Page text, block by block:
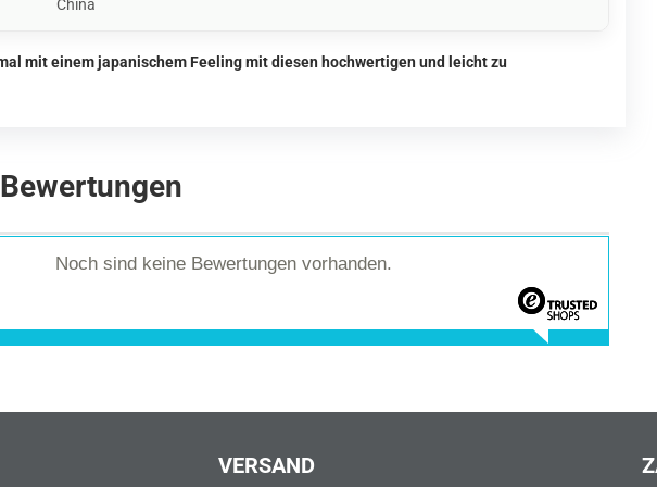
China
mit einem japanischem Feeling mit diesen hochwertigen und leicht zu
Noch sind keine Bewertungen vorhanden.
VERSAND